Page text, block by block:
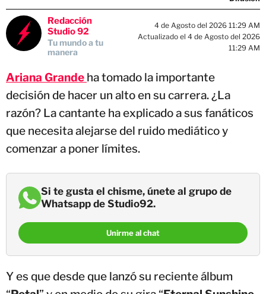
Redacción
Studio 92
Tu mundo a tu
manera
Actualizado el 4 de Agosto del 2026
11:29 AM
decisión de hacer un alto en su carrera. ¿La
razón? La cantante ha explicado a sus fanáticos
que necesita alejarse del ruido mediático y
comenzar a poner límites.
Whatsapp de Studio92.
Unirme al chat
“ Petal” y en medio de su gira “Eternal Sunshine